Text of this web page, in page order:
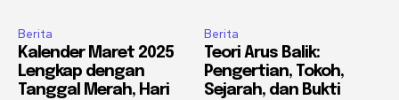
Berita
Kalender Maret 2025
Lengkap dengan
Tanggal Merah, Hari
Berita
Teori Arus Balik:
Pengertian, Tokoh,
Sejarah, dan Bukti